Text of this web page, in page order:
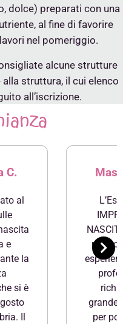
dolce) preparati con una
al fine di favorire
nel pomeriggio.
alcune strutture
struttura, il cui elenco
all’iscrizione.
C.
al
e
la
si è
Il
ma
grande
per